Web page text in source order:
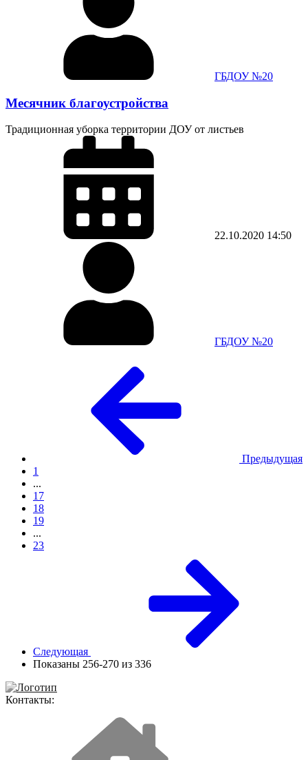
ГБДОУ №20
Месячник благоустройства
Традиционная уборка территории ДОУ от листьев
22.10.2020 14:50
ГБДОУ №20
Предыдущая
1
...
17
18
19
...
23
Следующая
Показаны 256-270 из 336
Контакты: